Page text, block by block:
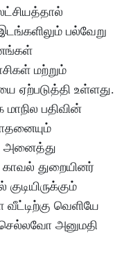
பல்வேறு
மற்றும்
ஏற்படுத்தி உள்ளது.
மாநில பதிவின்
அனைத்து
துறையினர்
வீட்டிற்கு வெளியே
செல்லவோ அனுமதி